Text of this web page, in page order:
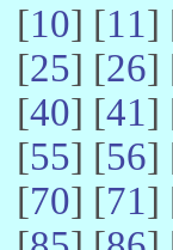
[10] [11]
[25] [26]
[40] [41]
[55] [56]
[70] [71]